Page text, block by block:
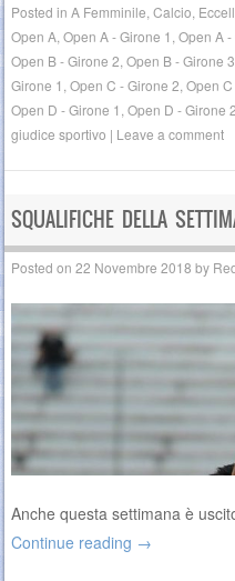
Posted inA Femminile ,Calcio
Open A ,Open A - Girone 1 ,Open A
Open B - Girone 2 ,Open B - Girone 3
Girone 1 ,Open C - Girone 2 ,Open
Open D - Girone 1 ,Open D - Girone 2
giudice sportivo | Leave a comment
SQUALIFICHE DELLA
Posted on22 Novembre 2018 by
Anche questa settimana è
Continue reading →